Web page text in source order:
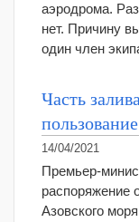
аэродрома.
нет. Причину
один член
Часть
14/04/2021
Премьер-
распоряжение
Азовского